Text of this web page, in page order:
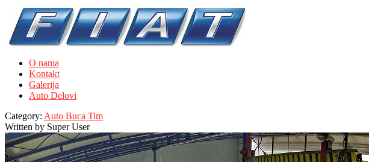
O nama
Kontakt
Galerija
Auto Delovi
Category: Auto Buca Tim
Written by Super User